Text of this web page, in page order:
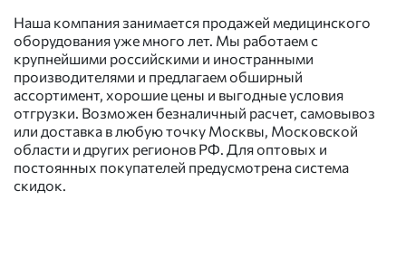
Наша компания занимается продажей медицинского
оборудования уже много лет. Мы работаем с
крупнейшими российскими и иностранными
производителями и предлагаем обширный
ассортимент, хорошие цены и выгодные условия
отгрузки. Возможен безналичный расчет, самовывоз
или доставка в любую точку Москвы, Московской
области и других регионов РФ. Для оптовых и
постоянных покупателей предусмотрена система
скидок.